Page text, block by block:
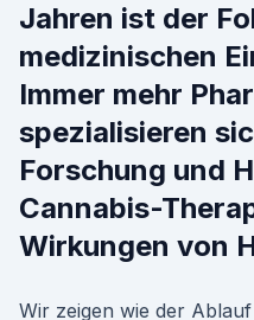
Jahren ist der
medizinischen
Immer mehr
spezialisieren
Forschung und
Cannabis-
Wirkungen von
Wir zeigen wie der